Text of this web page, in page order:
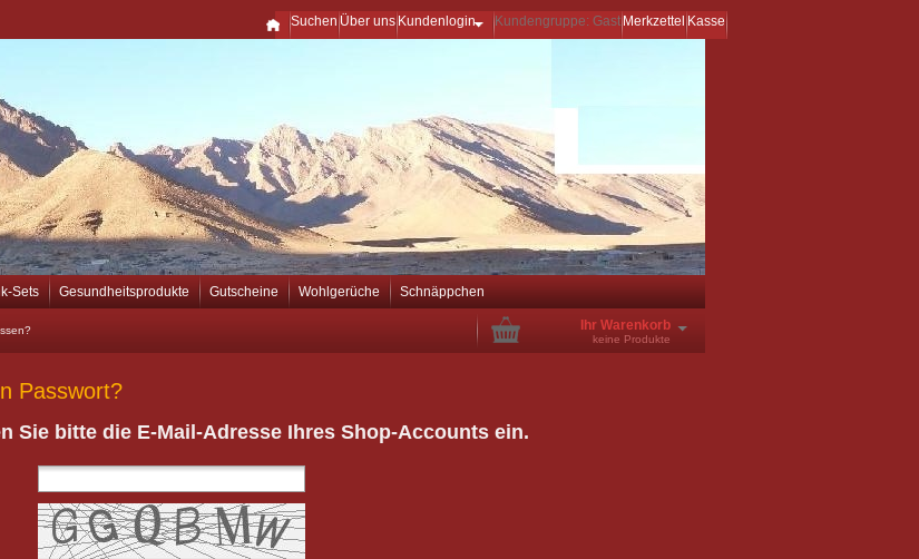
Suchen Über uns Kundenlogin Kundengruppe: Gast Merkzettel Kasse
Sets Gesundheitsprodukte Gutscheine Wohlgerüche Schnäppchen
Ihr Warenkorb
keine Produkte
Passwort?
Sie bitte die E-Mail-Adresse Ihres Shop-Accounts ein.